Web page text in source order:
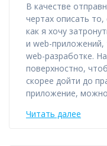
В качестве
чертах описать
как я хочу
и web-приложений,
web-разработке.
поверхностно,
скорее дойти до
приложение,
Читать далее